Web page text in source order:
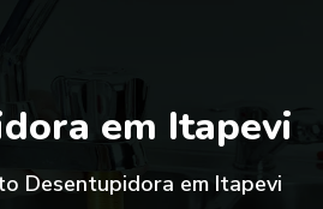
em Itapevi
Desentupidora em Itapevi